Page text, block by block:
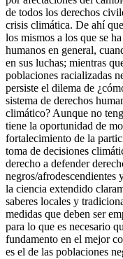
de todos los derechos
crisis climática. De ahí
los mismos a los que se
humanos en general,
en sus luchas; mientras
poblaciones racializadas
persiste el dilema de
sistema de derechos
climático? Aunque no
tiene la oportunidad de
fortalecimiento de la
toma de decisiones
derecho a defender
negros/afrodescendientes
la ciencia extendido
saberes locales y
medidas que deben ser
para lo que es necesario
fundamento en el mejor
es el de las poblaciones